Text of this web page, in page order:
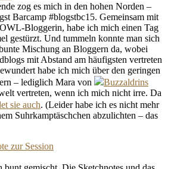
zog es mich in den hohen Norden –
Barcamp #blogstbc15. Gemeinsam mit
Bloggerin, habe ich mich einen Tag
gestürzt. Und tummeln konnte man sich
Mischung an Bloggern da, wobei
mit Abstand am häufigsten vertreten
habe ich mich über den geringen
– lediglich Mara von
Buzzaldrins
vertreten, wenn ich mich nicht irre. Da
sie auch. (Leider habe ich es nicht mehr
Suhrkamptäschchen abzulichten – das